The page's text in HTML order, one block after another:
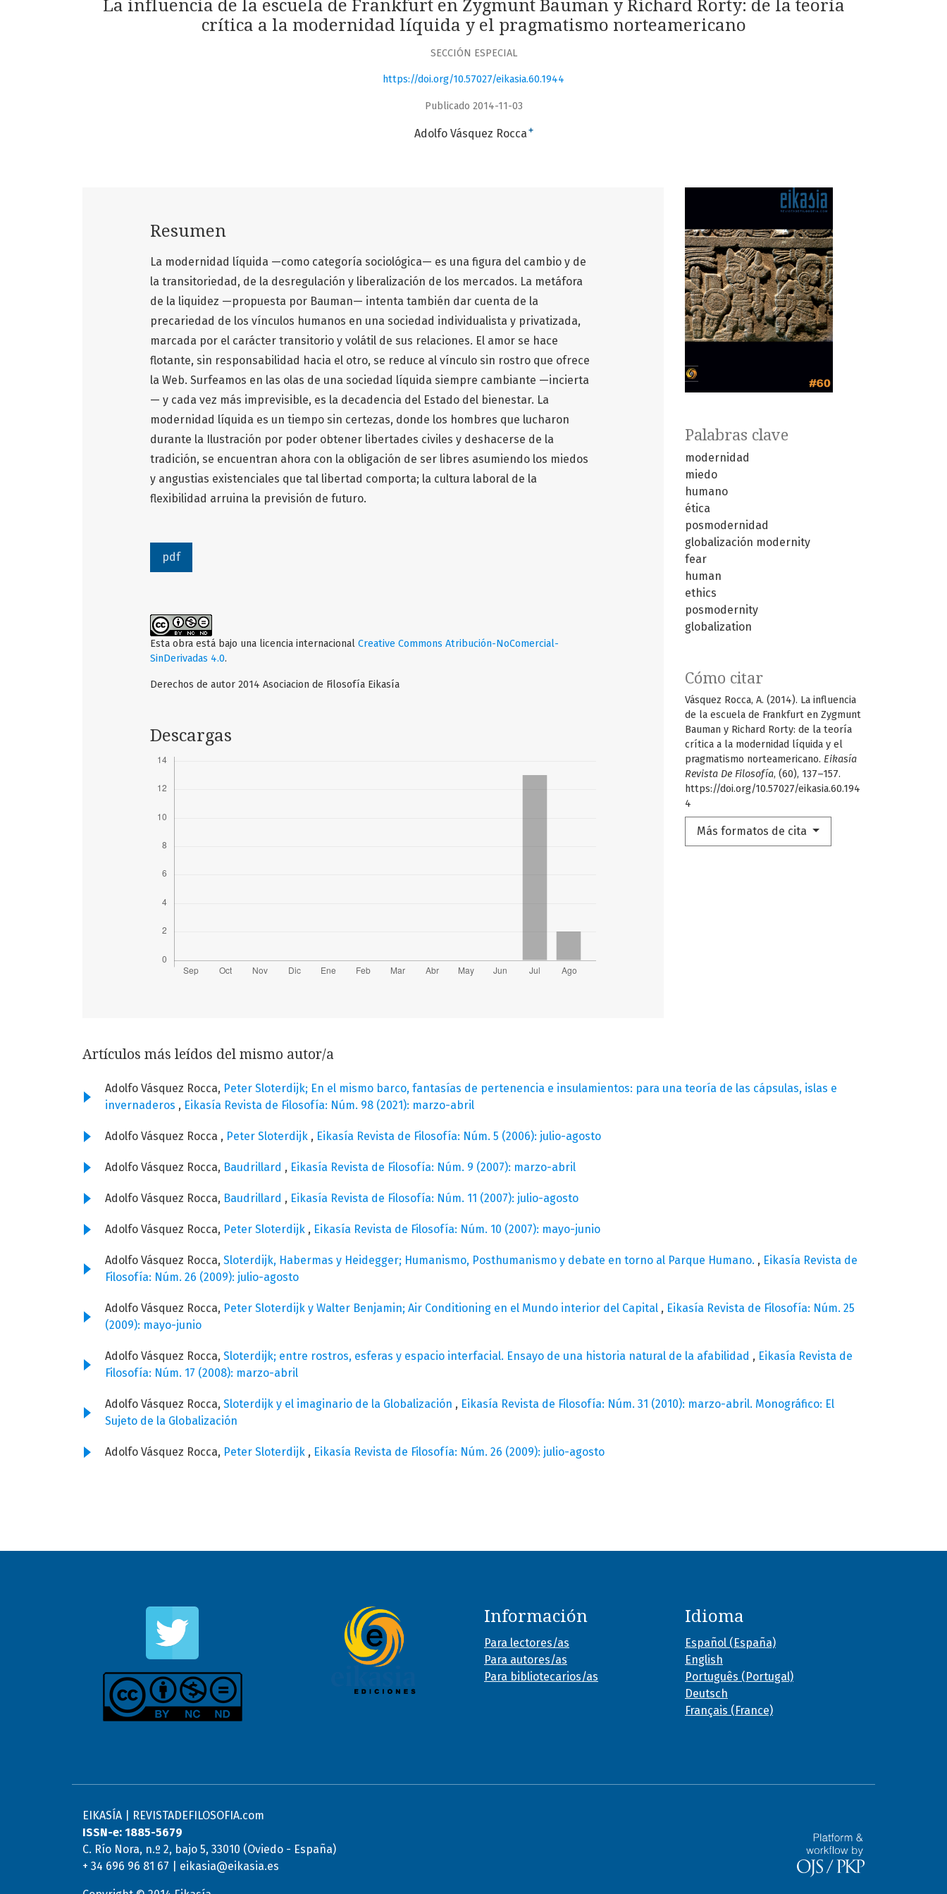
La influencia de la escuela de Frankfurt en Zygmunt Bauman y Richard Rorty: de la teoría
crítica a la modernidad líquida y el pragmatismo norteamericano
SECCIÓN ESPECIAL
https://doi.org/10.57027/eikasia.60.1944
Publicado 2014-11-03
Adolfo Vásquez Rocca +
Palabras clave
modernidad
miedo
humano
ética
posmodernidad
globalización modernity
fear
human
ethics
posmodernity
globalization
Cómo citar
Vásquez Rocca, A. (2014). La influencia
de la escuela de Frankfurt en Zygmunt
Bauman y Richard Rorty: de la teoría
crítica a la modernidad líquida y el
pragmatismo norteamericano. Eikasía
Revista De Filosofía, (60), 137–157.
https://doi.org/10.57027/eikasia.60.194
4
Más formatos de cita
Resumen
La modernidad líquida —como categoría sociológica— es una figura del cambio y de
la transitoriedad, de la desregulación y liberalización de los mercados. La metáfora
de la liquidez —propuesta por Bauman— intenta también dar cuenta de la
precariedad de los vínculos humanos en una sociedad individualista y privatizada,
marcada por el carácter transitorio y volátil de sus relaciones. El amor se hace
flotante, sin responsabilidad hacia el otro, se reduce al vínculo sin rostro que ofrece
la Web. Surfeamos en las olas de una sociedad líquida siempre cambiante —incierta
— y cada vez más imprevisible, es la decadencia del Estado del bienestar. La
modernidad líquida es un tiempo sin certezas, donde los hombres que lucharon
durante la Ilustración por poder obtener libertades civiles y deshacerse de la
tradición, se encuentran ahora con la obligación de ser libres asumiendo los miedos
y angustias existenciales que tal libertad comporta; la cultura laboral de la
flexibilidad arruina la previsión de futuro.
pdf
Esta obra está bajo una licencia internacional Creative Commons Atribución-NoComercial-
SinDerivadas 4.0.
Derechos de autor 2014 Asociacion de Filosofía Eikasía
Descargas
Artículos más leídos del mismo autor/a
Adolfo Vásquez Rocca, Peter Sloterdijk; En el mismo barco, fantasías de pertenencia e insulamientos: para una teoría de las cápsulas, islas e
invernaderos , Eikasía Revista de Filosofía: Núm. 98 (2021): marzo-abril
Adolfo Vásquez Rocca , Peter Sloterdijk , Eikasía Revista de Filosofía: Núm. 5 (2006): julio-agosto
Adolfo Vásquez Rocca, Baudrillard , Eikasía Revista de Filosofía: Núm. 9 (2007): marzo-abril
Adolfo Vásquez Rocca, Baudrillard , Eikasía Revista de Filosofía: Núm. 11 (2007): julio-agosto
Adolfo Vásquez Rocca, Peter Sloterdijk , Eikasía Revista de Filosofía: Núm. 10 (2007): mayo-junio
Adolfo Vásquez Rocca, Sloterdijk, Habermas y Heidegger; Humanismo, Posthumanismo y debate en torno al Parque Humano. , Eikasía Revista de
Filosofía: Núm. 26 (2009): julio-agosto
Adolfo Vásquez Rocca, Peter Sloterdijk y Walter Benjamin; Air Conditioning en el Mundo interior del Capital , Eikasía Revista de Filosofía: Núm. 25
(2009): mayo-junio
Adolfo Vásquez Rocca, Sloterdijk; entre rostros, esferas y espacio interfacial. Ensayo de una historia natural de la afabilidad , Eikasía Revista de
Filosofía: Núm. 17 (2008): marzo-abril
Adolfo Vásquez Rocca, Sloterdijk y el imaginario de la Globalización , Eikasía Revista de Filosofía: Núm. 31 (2010): marzo-abril. Monográfico: El
Sujeto de la Globalización
Adolfo Vásquez Rocca, Peter Sloterdijk , Eikasía Revista de Filosofía: Núm. 26 (2009): julio-agosto
Información
Para lectores/as
Para autores/as
Para bibliotecarios/as
Idioma
Español (España)
English
Português (Portugal)
Deutsch
Français (France)
EIKASÍA | REVISTADEFILOSOFIA.com
ISSN-e: 1885-5679
C. Río Nora, n.º 2, bajo 5, 33010 (Oviedo - España)
+ 34 696 96 81 67 | eikasia@eikasia.es